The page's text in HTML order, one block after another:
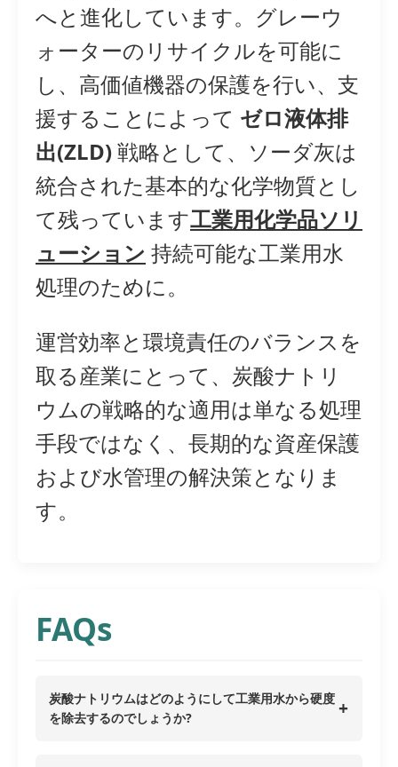
へと進化しています。グレーウ
ォーターのリサイクルを可能に
し、高価値機器の保護を行い、支
援することによって ゼロ液体排
出(ZLD)戦略として、ソーダ灰は
統合された基本的な化学物質とし
て残っています工業用化学品ソリ
ューション 持続可能な工業用水
処理のために。
運営効率と環境責任のバランスを
取る産業にとって、炭酸ナトリ
ウムの戦略的な適用は単なる処理
手段ではなく、長期的な資産保護
および水管理の解決策となりま
す。
FAQs
炭酸ナトリウムはどのようにして工業用水から硬度
を除去するのでしょうか?
+